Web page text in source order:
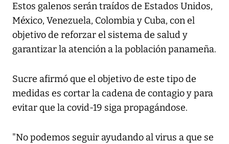
Estos galenos serán traídos de Estados Unidos,
México, Venezuela, Colombia y Cuba, con el
objetivo de reforzar el sistema de salud y
garantizar la atención a la población panameña.
Sucre afirmó que el objetivo de este tipo de
medidas es cortar la cadena de contagio y para
evitar que la covid-19 siga propagándose.
"No podemos seguir ayudando al virus a que se